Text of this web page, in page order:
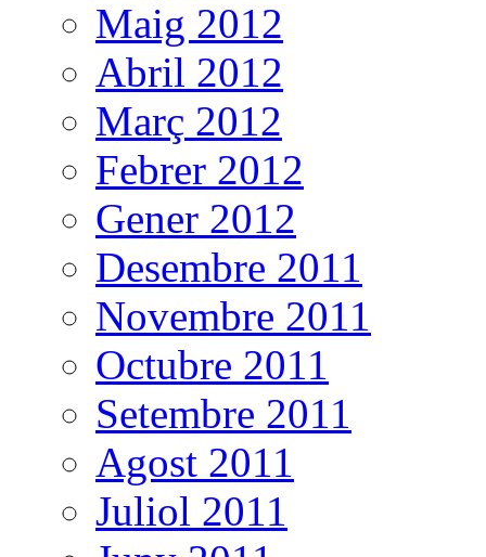
Maig 2012
Abril 2012
Març 2012
Febrer 2012
Gener 2012
Desembre 2011
Novembre 2011
Octubre 2011
Setembre 2011
Agost 2011
Juliol 2011